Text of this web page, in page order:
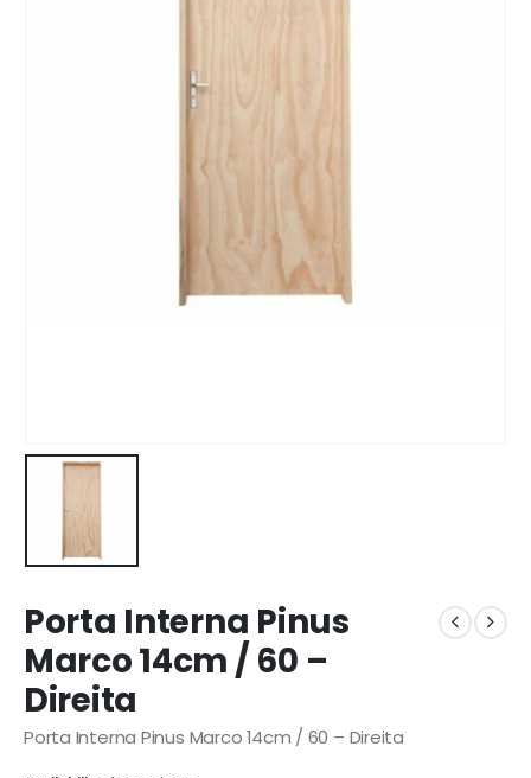
Porta Interna Pinus
Marco 14cm / 60 –
Direita
Porta Interna Pinus Marco 14cm / 60 – Direita